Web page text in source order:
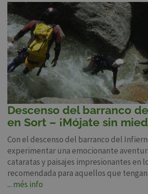
Descenso del barranco
en Sort – ¡Mójate sin
Con el descenso del barranco del
experimentar una emocionante
cataratas y paisajes impresionantes en
recomendada para aquellos que tengan
... més info